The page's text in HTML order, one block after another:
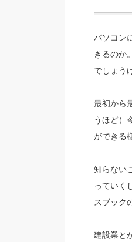
パソコン
きるのか
でしょう
最初から
うほど）
ができる
知らない
っていく
スブック
建設業と